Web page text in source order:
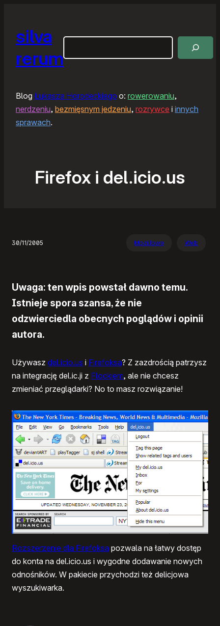
silva
rerum
Blog Łukasza Horodeckiego o: rowerowaniu,
nerdzeniu, bezmięsnym jedzeniu, rozrywce i innych
sprawach.
Firefox i del.icio.us
30/11/2005 Mozillowe Web
Uwaga: ten wpis powstał dawno temu.
Istnieje spora szansa, że nie
odzwierciedla obecnych poglądów i opinii
autora.
Używasz del.icio.us i Firefoksa? Z zazdrością patrzysz
na integrację del.ic.ji z Flockiem, ale nie chcesz
zmieniać przeglądarki? No to masz rozwiązanie!
Rozszerzenie dla Firefoksa pozwala na łatwy dostęp
do konta na del.icio.us i wygodne dodawanie nowych
odnośników. W pakiecie przychodzi też delicjowa
wyszukiwarka.